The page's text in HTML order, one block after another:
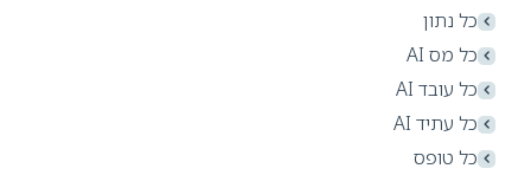
כל נתון
כל מס AI
כל עובד AI
כל עתיד AI
כל טופס